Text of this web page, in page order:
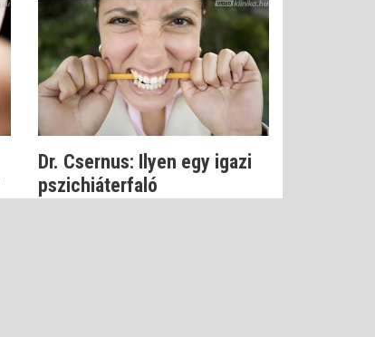
Dr. Csernus: Ilyen egy igazi
pszichiáterfaló